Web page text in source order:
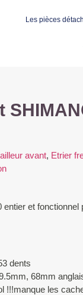
Les pièces
avant, Etrier
et fonctionnel
dents
68mm
!!!manque les